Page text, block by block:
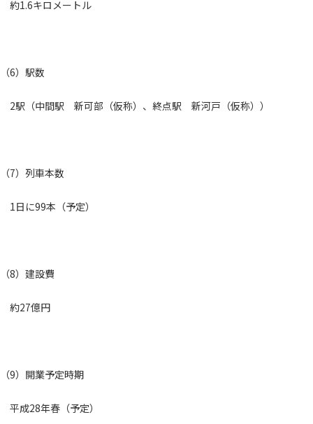
約1.6キロメートル
（6）駅数
2駅（中間駅 新可部（仮称）、終点駅 新河戸（仮称））
（7）列車本数
1日に99本（予定）
（8）建設費
約27億円
（9）開業予定時期
平成28年春（予定）